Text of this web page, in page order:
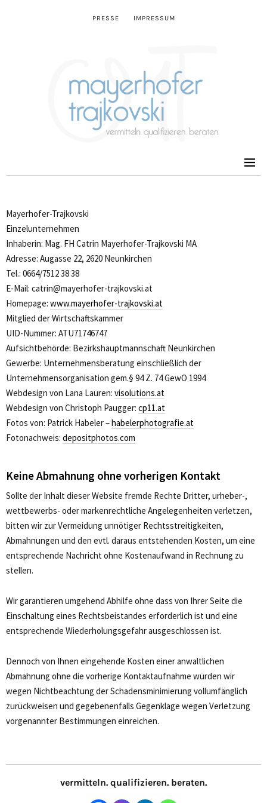
PRESSE IMPRESSUM
Mayerhofer-Trajkovski
Einzelunternehmen
Inhaberin: Mag. FH Catrin Mayerhofer-Trajkovski MA
Adresse: Augasse 22, 2620 Neunkirchen
Tel.: 0664/7512 38 38
E-Mail: catrin@mayerhofer-trajkovski.at
Homepage: www.mayerhofer-trajkovski.at
Mitglied der Wirtschaftskammer
UID-Nummer: ATU71746747
Aufsichtbehörde: Bezirkshauptmannschaft Neunkirchen
Gewerbe: Unternehmensberatung einschließlich der
Unternehmensorganisation gem.§ 94 Z. 74 GewO 1994
Webdesign von Lana Lauren: visolutions.at
Webdesign von Christoph Paugger: cp11.at
Fotos von: Patrick Habeler –habelerphotografie.at
Fotonachweis: depositphotos.com
Keine Abmahnung ohne vorherigen Kontakt
Sollte der Inhalt dieser Website fremde Rechte Dritter, urheber-,
wettbewerbs- oder markenrechtliche Angelegenheiten verletzen,
bitten wir zur Vermeidung unnötiger Rechtsstreitigkeiten,
Abmahnungen und den evtl. daraus entstehenden Kosten, um eine
entsprechende Nachricht ohne Kostenaufwand in Rechnung zu
stellen.
Wir garantieren umgehend Abhilfe ohne dass von Ihrer Seite die
Einschaltung eines Rechtsbeistandes erforderlich ist und eine
entsprechende Wiederholungsgefahr ausgeschlossen ist.
Dennoch von Ihnen eingehende Kosten einer anwaltlichen
Abmahnung ohne die vorherige Kontaktaufnahme würden wir
wegen Nichtbeachtung der Schadensminimierung vollumfänglich
zurückweisen und gegebenenfalls Gegenklage wegen Verletzung
vorgenannter Bestimmungen einreichen.
vermitteln. qualifizieren. beraten.